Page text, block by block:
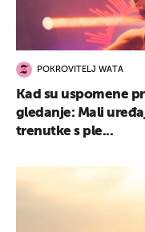
POKROVITELJ WATA
Kad su uspomene
gledanje: Mali
trenutke s ple...